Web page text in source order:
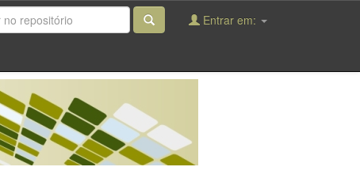
Entrar em: